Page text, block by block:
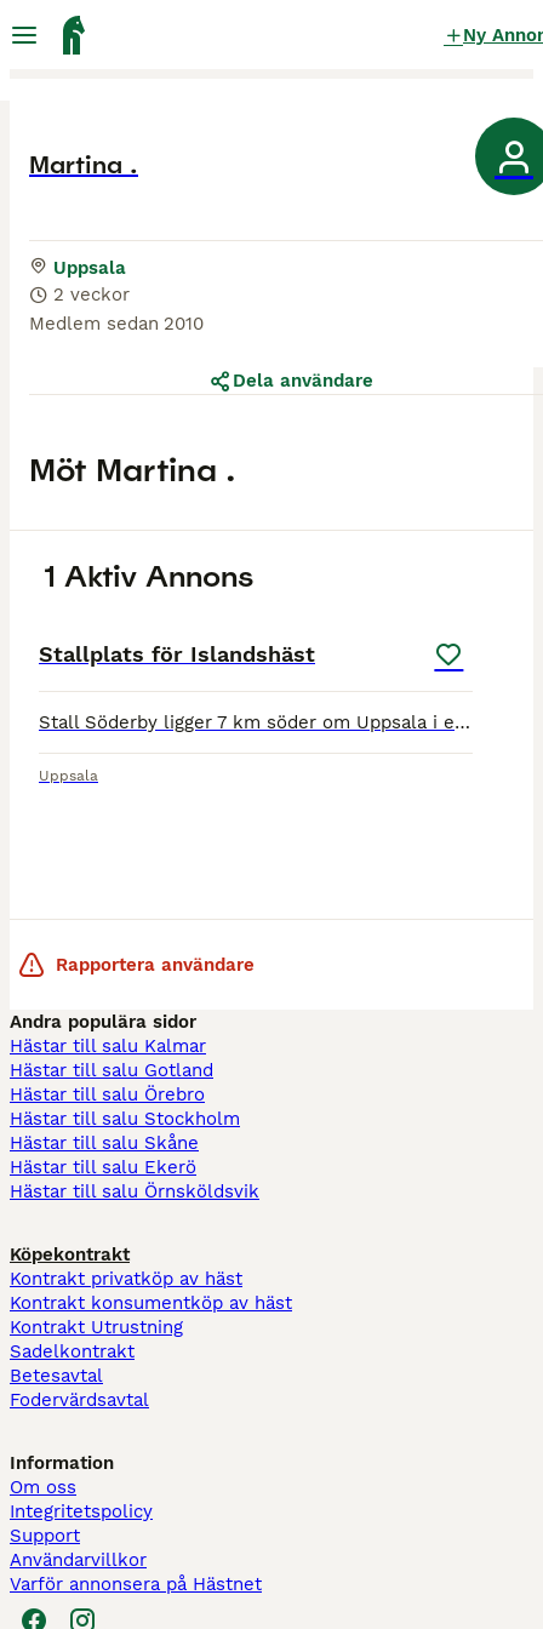
Ny
Martina .
Uppsala
2 veckor
Medlem sedan 2010
Möt Martina .
Dela användare
1 Aktiv Annons
Stallplats för Islandshäst
Stall Söderby ligger 7 km söder om Uppsala i en lantlig miljö med allt vad du och din Islandshäst kan tänkas behöva. Vi erbjuder bland annat separata sto- och valackhagar, fodring 4 ggr/dag med egeno
Uppsala
Rapportera användare
Andra populära sidor
Hästar till salu Kalmar
Hästar till salu Gotland
Hästar till salu Örebro
Hästar till salu Stockholm
Hästar till salu Skåne
Hästar till salu Ekerö
Hästar till salu Örnsköldsvik
Köpekontrakt
Kontrakt privatköp av häst
Kontrakt konsumentköp av häst
Kontrakt Utrustning
Sadelkontrakt
Betesavtal
Fodervärdsavtal
Information
Om oss
Integritetspolicy
Support
Användarvillkor
Varför annonsera på Hästnet